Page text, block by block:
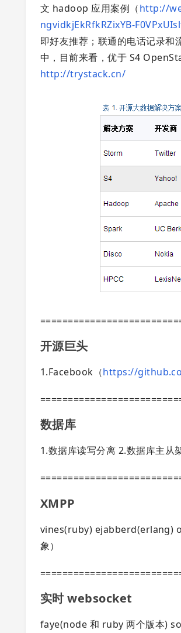
文 hadoop 应用案例（http://
ngvidkjEkRfkRZixYB-
即好友推荐；联通的电话记录
中，目前来看，优于 S4
http://trystack.cn/
开源巨头
1.Facebook（https://
数据库
1.数据库读写分离 2.数据库主从
XMPP
vines(ruby) ejabberd(erlang)
象）
实时 websocket
faye(node 和 ruby 两个版本)